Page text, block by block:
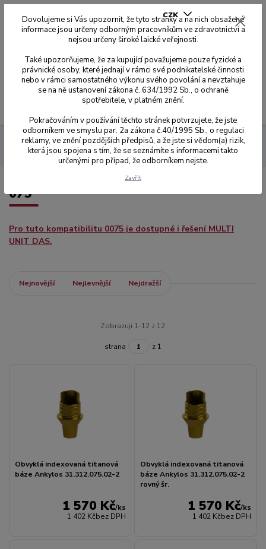
CZK
0,00 Kč
Dynamic Abutment Solution
Přehled kompatibilit dle kódů
075
075
Pro tuto kompatibilitu 0075 je dostupné i řešení MULTI
UNIT DAS.
Nejnovější Nejlevnější Nejdražší
Zobrazuji 1-12 z 12
strana z 1
Obvyklá indexovaná titanová
báze Ankylos 31.312.075.02-2
1 570 Kč/ks
1 402 Kčbez DPH
Obvyklá indexovaná titanová
báze Ankylos 31.312.075.02-2
rovný šr.
1 570 Kč/ks
1 402 Kčbez DPH
Dovolujeme si Vás upozornit, že tyto stránky a na nich obsažené
informace jsou určeny odborným pracovníkům ve zdravotnictví a
nejsou určeny široké laické veřejnosti.
Také upozorňujeme, že za kupující považujeme pouze fyzické a
právnické osoby, které jednají v rámci své podnikatelské činnosti
nebo v rámci samostatného výkonu svého povolání a nevztahuje
se na ně ustanovení zákona č. 634/1992 Sb., o ochraně
spotřebitele, v platném znění.
Pokračováním v používání těchto stránek potvrzujete, že jste
odborníkem ve smyslu par. 2a zákona č.40/1995 Sb., o regulaci
reklamy, ve znění pozdějších předpisů, a že jste si vědom(a) rizik,
která jsou spojena s tím, že se seznámíte s informacemi takto
určenými pro případ, že odborníkem nejste.
Zavřít